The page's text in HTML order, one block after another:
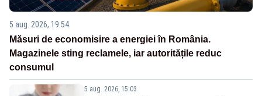
5 aug. 2026, 19:54
Măsuri de economisire a energiei în România.
Magazinele sting reclamele, iar autoritățile reduc
consumul
5 aug. 2026, 15:03